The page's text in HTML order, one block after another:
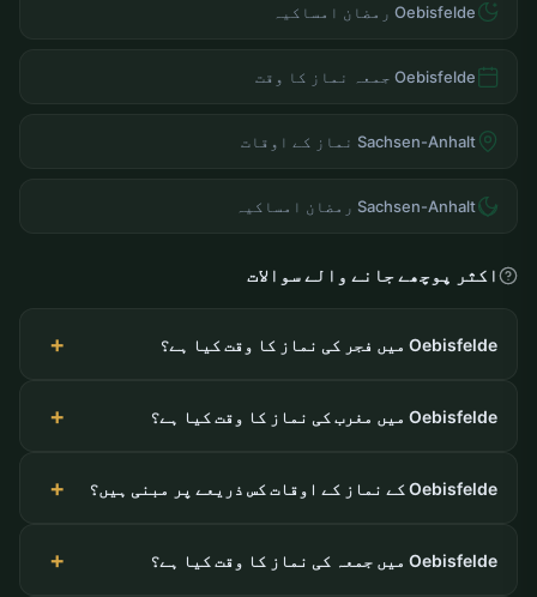
Oebisfelde رمضان امساکیہ
Oebisfelde جمعہ نماز کا وقت
Sachsen-Anhalt نماز کے اوقات
Sachsen-Anhalt رمضان امساکیہ
اکثر پوچھے جانے والے سوالات
Oebisfelde میں فجر کی نماز کا وقت کیا ہے؟
Oebisfelde میں مغرب کی نماز کا وقت کیا ہے؟
Oebisfelde کے نماز کے اوقات کس ذریعے پر مبنی ہیں؟
Oebisfelde میں جمعہ کی نماز کا وقت کیا ہے؟